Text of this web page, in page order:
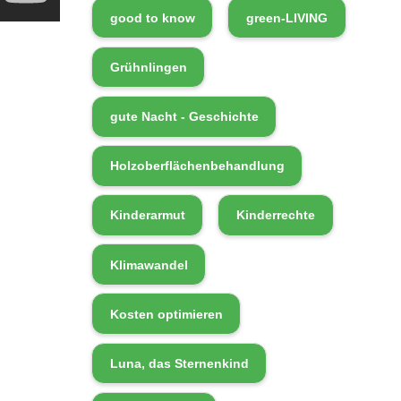
good to know green-LIVING
Grühnlingen
gute Nacht - Geschichte
Holzoberflächenbehandlung
Kinderarmut Kinderrechte
Klimawandel
Kosten optimieren
Luna, das Sternenkind